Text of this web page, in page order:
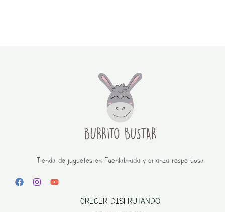
Tienda de juguetes en Fuenlabrada y crianza respetuosa
CRECER DISFRUTANDO